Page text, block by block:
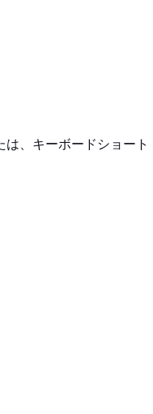
は、キーボードショート